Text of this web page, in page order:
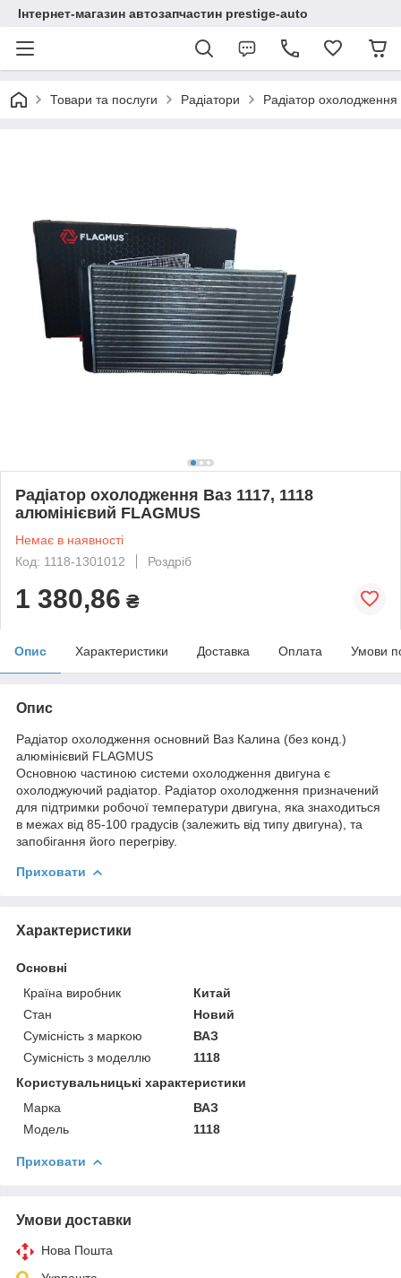
Інтернет-магазин автозапчастин prestige-auto
Товари та послуги Радіатори Радіатор
Радіатор охолодження Ваз 1117, 1118
алюмінієвий FLAGMUS
Немає в наявності
Код: 1118-1301012
Роздріб
1 380,86 ₴
Опис Характеристики Доставка Оплата Умови
Опис
Радіатор охолодження основний Ваз Калина (без конд.)
алюмінієвий FLAGMUS
Основною частиною системи охолодження двигуна є
охолоджуючий радіатор. Радіатор охолодження призначений
для підтримки робочої температури двигуна, яка знаходиться
в межах від 85-100 градусів (залежить від типу двигуна), та
запобігання його перегріву.
Приховати
Характеристики
Основні
Країна виробник
Китай
Стан
Новий
Сумісність з маркою
ВАЗ
Сумісність з моделлю
1118
Користувальницькі характеристики
Марка
ВАЗ
Модель
1118
Приховати
Умови доставки
Нова Пошта